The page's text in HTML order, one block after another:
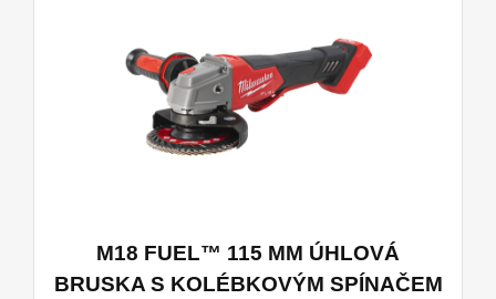
M18 FUEL™ 115 MM ÚHLOVÁ
BRUSKA S KOLÉBKOVÝM SPÍNAČEM